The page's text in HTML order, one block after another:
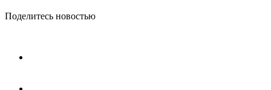
Поделитесь новостью